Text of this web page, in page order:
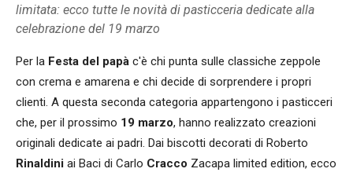
limitata: ecco tutte le novità di pasticceria dedicate alla
celebrazione del 19 marzo
Per la Festa del papà c'è chi punta sulle classiche zeppole
con crema e amarena e chi decide di sorprendere i propri
clienti. A questa seconda categoria appartengono i pasticceri
che, per il prossimo 19 marzo, hanno realizzato creazioni
originali dedicate ai padri. Dai biscotti decorati di Roberto
Rinaldini ai Baci di Carlo Cracco Zacapa limited edition, ecco